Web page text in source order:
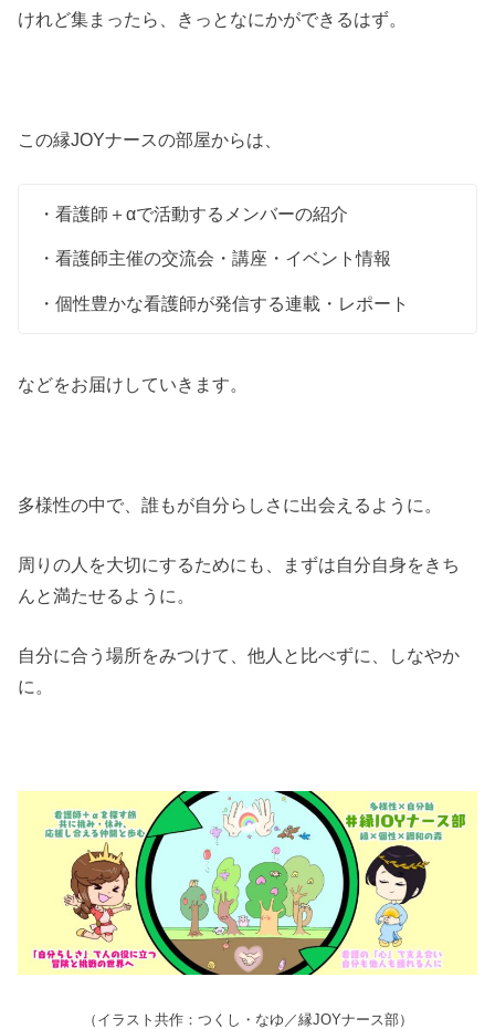
けれど集まったら、きっとなにかができるはず。
この縁JOYナースの部屋からは、
・看護師＋αで活動するメンバーの紹介
・看護師主催の交流会・講座・イベント情報
・個性豊かな看護師が発信する連載・レポート
などをお届けしていきます。
多様性の中で、誰もが自分らしさに出会えるように。
周りの人を大切にするためにも、まずは自分自身をきち
んと満たせるように。
自分に合う場所をみつけて、他人と比べずに、しなやか
に。
（イラスト共作：つくし・なゆ／縁JOYナース部）